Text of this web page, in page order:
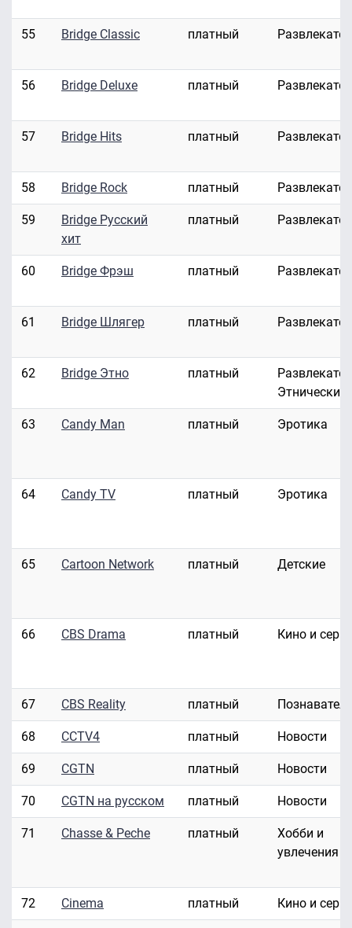
55 Bridge Classic платный
56 Bridge Deluxe платный
57 Bridge Hits платный
58 Bridge Rock платный
59
Bridge Русский
хит
платный
60 Bridge Фрэш платный
61 Bridge Шлягер платный
62 Bridge Этно платный
Этнические
63 Candy Man платный Эротика
64 Candy TV платный Эротика
65 Cartoon Network платный Детские
66 CBS Drama платный Кино и
67 CBS Reality платный
68 CCTV4 платный Новости
69 CGTN платный Новости
70 CGTN на русском платный Новости
71 Chasse & Peche платный
Хобби и
увлечения
72 Cinema платный Кино и